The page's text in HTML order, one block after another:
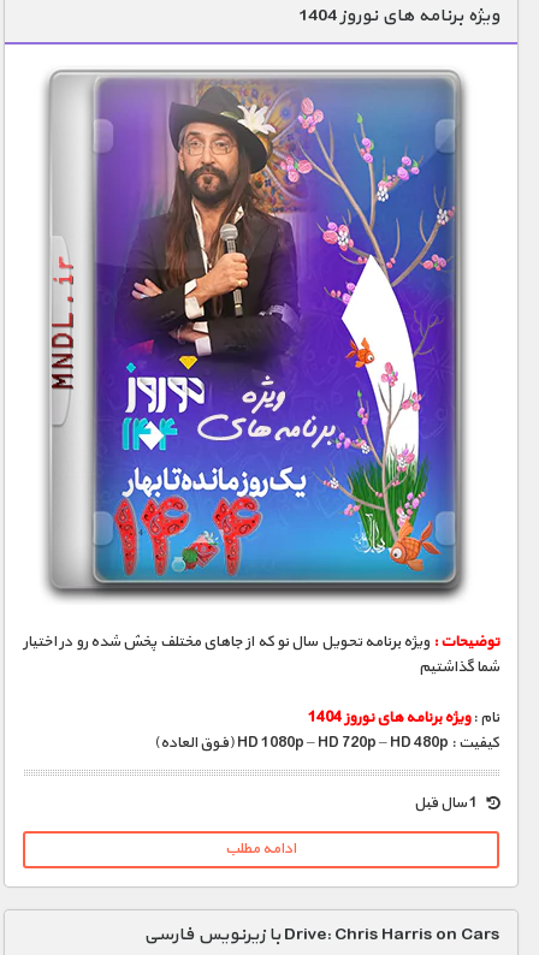
ویژه برنامه های نوروز 1404
توضیحات : ویژه برنامه تحویل سال نو که از جاهای مختلف پخش شده رو در اختیار
شما گذاشتیم
نام :ویژه برنامه های نوروز 1404
کیفیت : HD 1080p – HD 720p – HD 480p (فوق العاده)
ادامه مطلب
Drive: Chris Harris on Cars با زیرنویس فارسی